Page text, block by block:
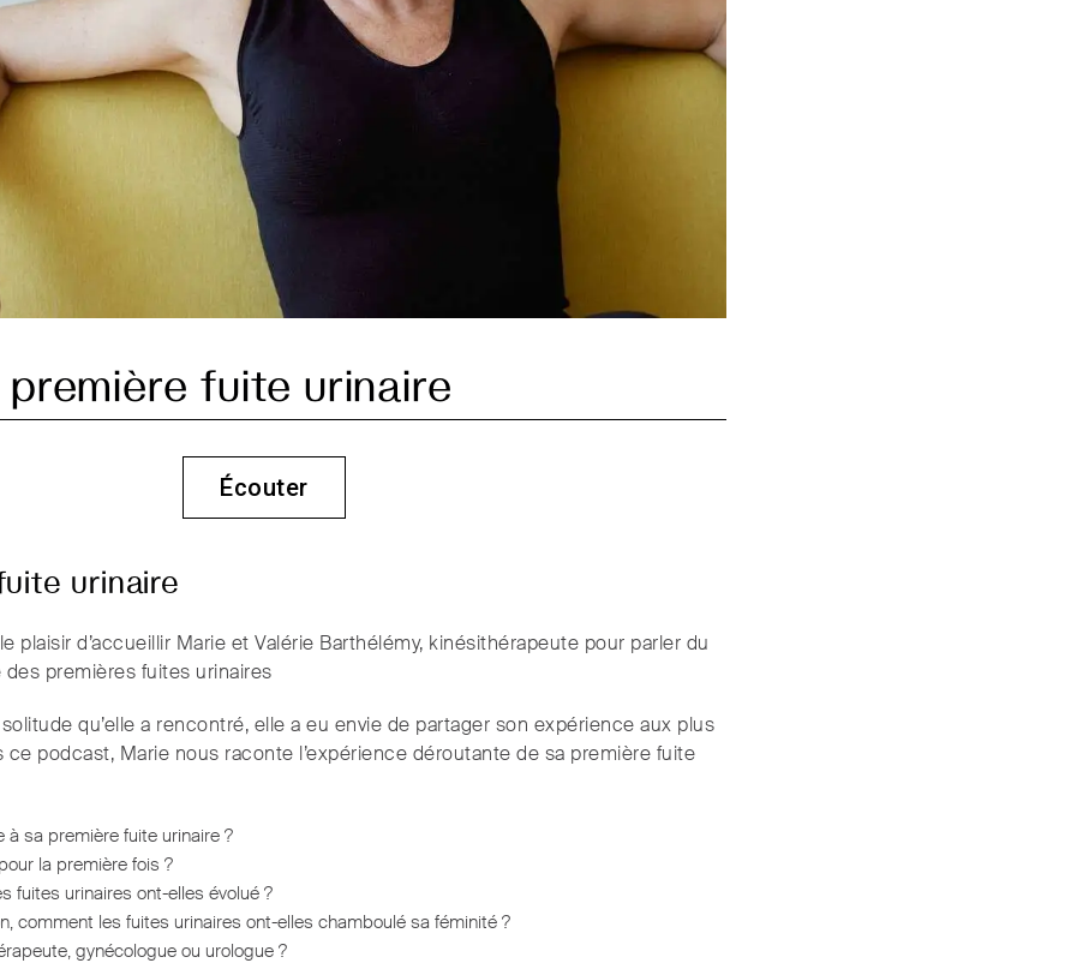
première fuite urinaire
Écouter
urinaire
plaisir d’accueillir Marie et Valérie Barthélémy, kinésithérapeute pour parler du
premières fuites urinaires
qu’elle a rencontré, elle a eu envie de partager son expérience aux plus
ce podcast, Marie nous raconte l’expérience déroutante de sa première fuite
à sa première fuite urinaire ?
la première fois ?
fuites urinaires ont-elles évolué ?
comment les fuites urinaires ont-elles chamboulé sa féminité ?
gynécologue ou urologue ?